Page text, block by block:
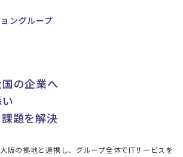
ングループ
の企業へ​
題を解決
阪の拠地と連携し、グループ全体でITサービスを